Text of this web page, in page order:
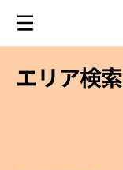
エリア検索